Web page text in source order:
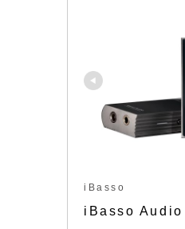
iBasso
iBasso